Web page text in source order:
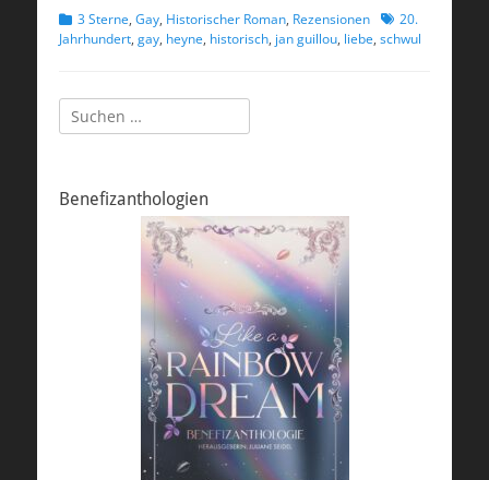
Kategorien
3 Sterne, Gay, Historischer Roman, Rezensionen Schlagworte
20.
Jahrhundert, gay, heyne, historisch, jan guillou, liebe, schwul
Suchen
nach:
Benefizanthologien